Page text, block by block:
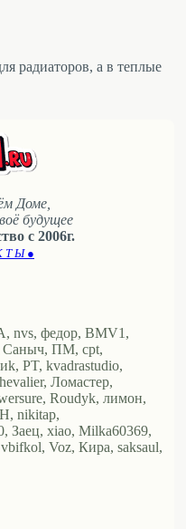
радиаторов, а в теплые
Доме,
будущее
с 2006г.
Т Ы ●
nvs, федор, BMV1,
Саныч, ПМ, cpt,
PT, kvadrastudio,
Ломастер,
Roudyk, лимон,
nikitap,
Заец, xiao, Milka60369,
Voz, Кира, saksaul,